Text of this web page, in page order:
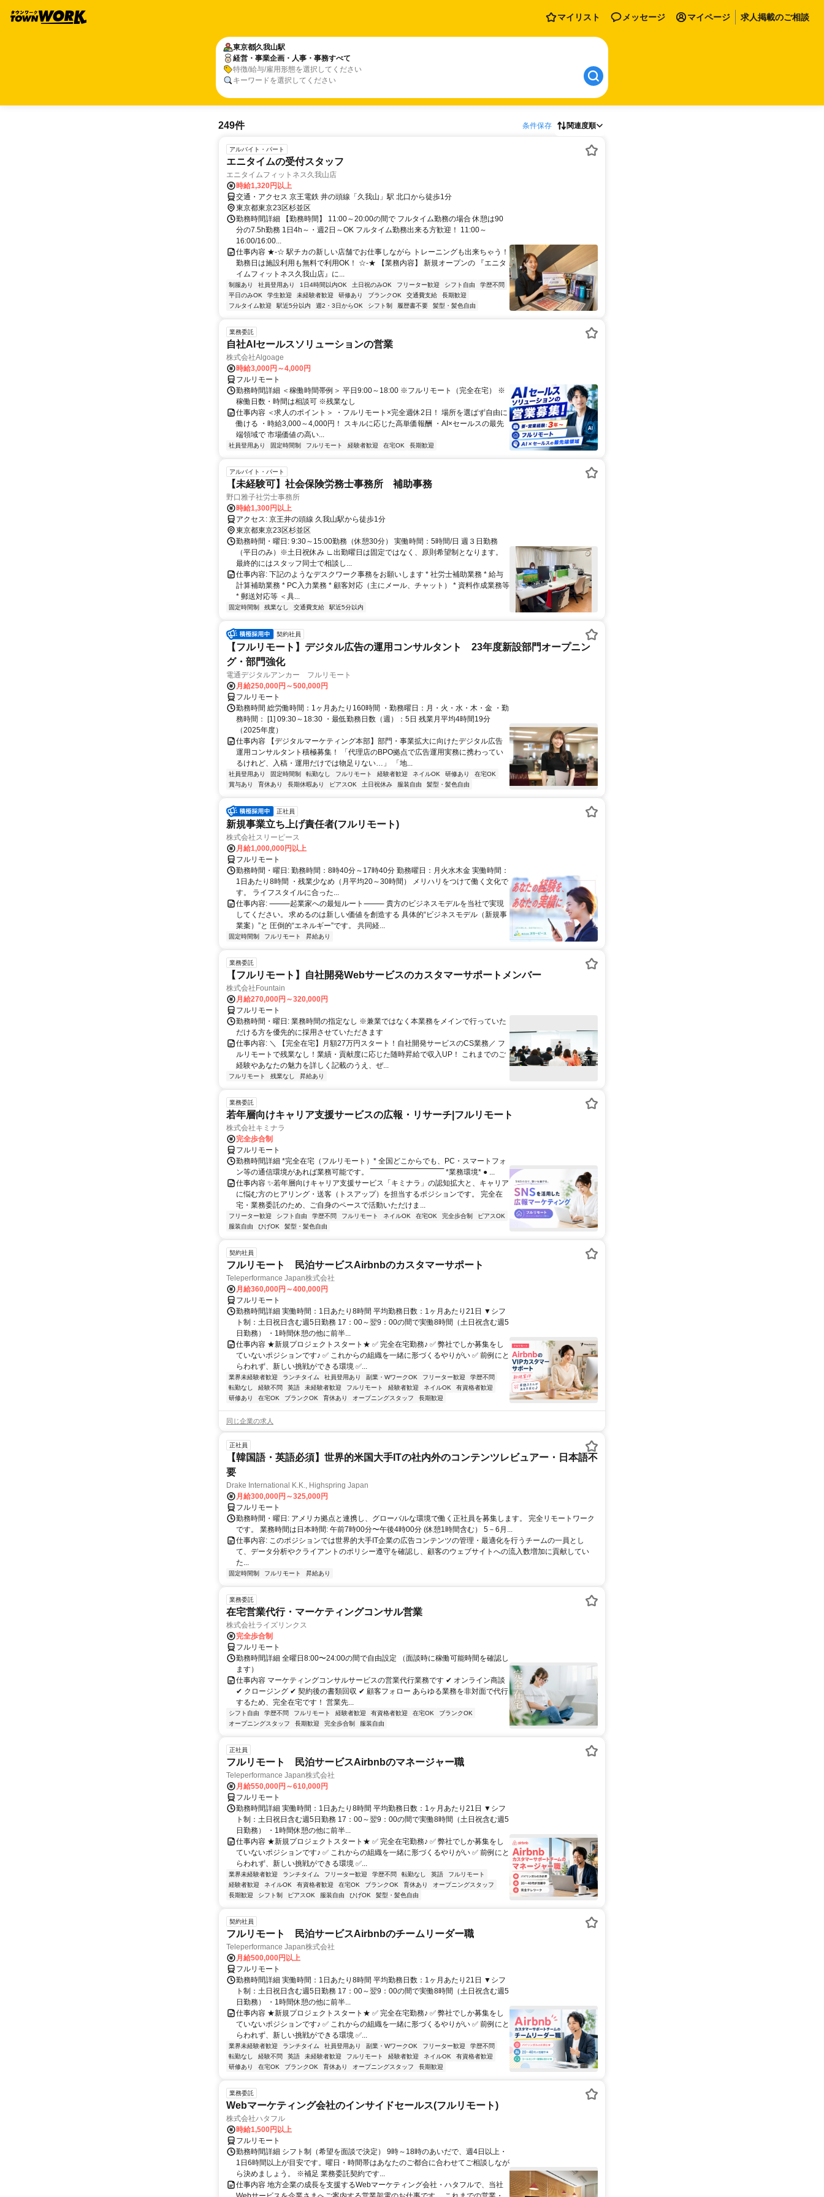
マイリスト メッセージ マイページ 求人掲載のご相談
東京都久我山駅
経営・事業企画・人事・事務すべて
特徴/給与/雇用形態を選択してください
キーワードを選択してください
249件 条件保存 関連度順
アルバイト・パート
エニタイムの受付スタッフ
エニタイムフィットネス久我山店
時給1,320円以上
交通・アクセス 京王電鉄 井の頭線「久我山」駅 北口から徒歩1分
東京都東京23区杉並区
勤務時間詳細 【勤務時間】 11:00～20:00の間で フルタイム勤務の場合 休憩は90
分の7.5h勤務 1日4h～・週2日～OK フルタイム勤務出来る方歓迎！ 11:00～
16:00/16:00...
仕事内容 ★-☆ 駅チカの新しい店舗でお仕事しながら トレーニングも出来ちゃう！
勤務日は施設利用も無料で利用OK！ ☆-★ 【業務内容】 新規オープンの 『エニタ
イムフィットネス久我山店』に...
制服あり 社員登用あり 1日4時間以内OK 土日祝のみOK フリーター歓迎 シフト自由
学歴不問
平日のみOK
学生歓迎 未経験者歓迎 研修あり ブランクOK 交通費支給
長期歓迎
フルタイム歓迎
駅近5分以内 週2・3日からOK シフト制 履歴書不要 髪型・髪色自由
業務委託
自社AIセールスソリューションの営業
株式会社Algoage
時給3,000円～4,000円
フルリモート
勤務時間詳細 ＜稼働時間帯例＞ 平日9:00～18:00 ※フルリモート（完全在宅） ※
稼働日数・時間は相談可 ※残業なし
仕事内容 ＜求人のポイント＞ ・フルリモート×完全週休2日！ 場所を選ばず自由に
働ける ・時給3,000～4,000円！ スキルに応じた高単価報酬 ・AI×セールスの最先
端領域で 市場価値の高い...
社員登用あり 固定時間制 フルリモート 経験者歓迎 在宅OK 長期歓迎
アルバイト・パート
【未経験可】社会保険労務士事務所 補助事務
野口雅子社労士事務所
時給1,300円以上
アクセス: 京王井の頭線 久我山駅から徒歩1分
東京都東京23区杉並区
勤務時間・曜日: 9:30～15:00勤務（休憩30分） 実働時間：5時間/日 週３日勤務
（平日のみ）※土日祝休み ∟出勤曜日は固定ではなく、原則希望制となります。
最終的にはスタッフ同士で相談し...
仕事内容: 下記のようなデスクワーク事務をお願いします * 社労士補助業務 * 給与
計算補助業務 * PC入力業務 * 顧客対応（主にメール、チャット） * 資料作成業務等
* 郵送対応等 ＜具...
固定時間制 残業なし 交通費支給 駅近5分以内
契約社員
【フルリモート】デジタル広告の運用コンサルタント 23年度新設部門オープニン
グ・部門強化
電通デジタルアンカー フルリモート
月給250,000円～500,000円
フルリモート
勤務時間 総労働時間：1ヶ月あたり160時間 ・勤務曜日：月・火・水・木・金 ・勤
務時間： [1] 09:30～18:30 ・最低勤務日数（週）：5日 残業月平均4時間19分
（2025年度）
仕事内容 【デジタルマーケティング本部】部門・事業拡大に向けたデジタル広告
運用コンサルタント積極募集！ 「代理店のBPO拠点で広告運用実務に携わってい
るけれど、入稿・運用だけでは物足りない…」 「地...
社員登用あり 固定時間制 転勤なし フルリモート 経験者歓迎 ネイルOK 研修あり
在宅OK
賞与あり
育休あり 長期休暇あり ピアスOK 土日祝休み 服装自由 髪型・髪色自由
正社員
新規事業立ち上げ責任者(フルリモート)
株式会社スリーピース
月給1,000,000円以上
フルリモート
勤務時間・曜日: 勤務時間：8時40分～17時40分 勤務曜日：月火水木金 実働時間：
1日あたり8時間 ・残業少なめ（月平均20～30時間） メリハリをつけて働く文化で
す。 ライフスタイルに合った...
仕事内容: ⸻起業家への最短ルート⸻ 貴方のビジネスモデルを当社で実現
してください。 求めるのは新しい価値を創造する 具体的“ビジネスモデル（新規事
業案）”と 圧倒的“エネルギー”です。 共同経...
固定時間制 フルリモート 昇給あり
業務委託
【フルリモート】自社開発Webサービスのカスタマーサポートメンバー
株式会社Fountain
月給270,000円～320,000円
フルリモート
勤務時間・曜日: 業務時間の指定なし ※兼業ではなく本業務をメインで行っていた
だける方を優先的に採用させていただきます
仕事内容: ＼ 【完全在宅】月額27万円スタート！自社開発サービスのCS業務／ フ
ルリモートで残業なし！業績・貢献度に応じた随時昇給で収入UP！ これまでのご
経験やあなたの魅力を詳しく記載のうえ、ぜ...
フルリモート 残業なし 昇給あり
業務委託
若年層向けキャリア支援サービスの広報・リサーチ|フルリモート
株式会社キミナラ
完全歩合制
フルリモート
勤務時間詳細 *完全在宅（フルリモート）* 全国どこからでも、PC・スマートフォ
ン等の通信環境があれば業務可能です。 ‾‾‾‾‾‾‾‾‾‾‾‾‾‾‾‾‾‾‾‾‾‾‾‾‾‾‾‾‾‾ *業務環境* ● ...
仕事内容 ✨若年層向けキャリア支援サービス「キミナラ」の認知拡大と、キャリア
に悩む方のヒアリング・送客（トスアップ）を担当するポジションです。 完全在
宅・業務委託のため、ご自身のペースで活動いただけま...
フリーター歓迎 シフト自由 学歴不問 フルリモート ネイルOK 在宅OK 完全歩合制
ピアスOK
服装自由
ひげOK 髪型・髪色自由
契約社員
フルリモート 民泊サービスAirbnbのカスタマーサポート
Teleperformance Japan株式会社
月給360,000円～400,000円
フルリモート
勤務時間詳細 実働時間：1日あたり8時間 平均勤務日数：1ヶ月あたり21日 ▼シフ
ト制：土日祝日含む週5日勤務 17：00～翌9：00の間で実働8時間（土日祝含む週5
日勤務） ・1時間休憩の他に前半...
仕事内容 ★新規プロジェクトスタート★ ✅ 完全在宅勤務♪ ✅ 弊社でしか募集をし
ていないポジションです♪ ✅ これからの組織を一緒に形づくるやりがい ✅ 前例にと
らわれず、新しい挑戦ができる環境 ✅...
業界未経験者歓迎 ランチタイム 社員登用あり 副業・WワークOK フリーター歓迎
学歴不問
転勤なし
経験不問 英語 未経験者歓迎 フルリモート 経験者歓迎 ネイルOK
有資格者歓迎
研修あり
在宅OK ブランクOK 育休あり オープニングスタッフ 長期歓迎
同じ企業の求人
正社員
【韓国語・英語必須】世界的米国大手ITの社内外のコンテンツレビュアー・日本語不
要
Drake International K.K., Highspring Japan
月給300,000円～325,000円
フルリモート
勤務時間・曜日: アメリカ拠点と連携し、グローバルな環境で働く正社員を募集します。 完全リモートワーク
です。 業務時間は日本時間: 午前7時00分〜午後4時00分 (休憩1時間含む） 5－6月...
仕事内容: このポジションでは世界的大手IT企業の広告コンテンツの管理・最適化を行うチームの一員とし
て、データ分析やクライアントのポリシー遵守を確認し、顧客のウェブサイトへの流入数増加に貢献してい
た...
固定時間制 フルリモート 昇給あり
業務委託
在宅営業代行・マーケティングコンサル営業
株式会社ライズリンクス
完全歩合制
フルリモート
勤務時間詳細 全曜日8:00〜24:00の間で自由設定 （面談時に稼働可能時間を確認し
ます）
仕事内容 マーケティングコンサルサービスの営業代行業務です ✔ オンライン商談
✔ クロージング ✔ 契約後の書類回収 ✔ 顧客フォロー あらゆる業務を非対面で代行
するため、完全在宅です！ 営業先...
シフト自由 学歴不問 フルリモート 経験者歓迎 有資格者歓迎 在宅OK
ブランクOK
オープニングスタッフ
長期歓迎 完全歩合制 服装自由
正社員
フルリモート 民泊サービスAirbnbのマネージャー職
Teleperformance Japan株式会社
月給550,000円～610,000円
フルリモート
勤務時間詳細 実働時間：1日あたり8時間 平均勤務日数：1ヶ月あたり21日 ▼シフ
ト制：土日祝日含む週5日勤務 17：00～翌9：00の間で実働8時間（土日祝含む週5
日勤務） ・1時間休憩の他に前半...
仕事内容 ★新規プロジェクトスタート★ ✅ 完全在宅勤務♪ ✅ 弊社でしか募集をし
ていないポジションです♪ ✅ これからの組織を一緒に形づくるやりがい ✅ 前例にと
らわれず、新しい挑戦ができる環境 ✅...
業界未経験者歓迎 ランチタイム フリーター歓迎 学歴不問 転勤なし 英語
フルリモート
経験者歓迎
ネイルOK 有資格者歓迎 在宅OK ブランクOK 育休あり
オープニングスタッフ
長期歓迎
シフト制 ピアスOK 服装自由 ひげOK 髪型・髪色自由
契約社員
フルリモート 民泊サービスAirbnbのチームリーダー職
Teleperformance Japan株式会社
月給500,000円以上
フルリモート
勤務時間詳細 実働時間：1日あたり8時間 平均勤務日数：1ヶ月あたり21日 ▼シフ
ト制：土日祝日含む週5日勤務 17：00～翌9：00の間で実働8時間（土日祝含む週5
日勤務） ・1時間休憩の他に前半...
仕事内容 ★新規プロジェクトスタート★ ✅ 完全在宅勤務♪ ✅ 弊社でしか募集をし
ていないポジションです♪ ✅ これからの組織を一緒に形づくるやりがい ✅ 前例にと
らわれず、新しい挑戦ができる環境 ✅...
業界未経験者歓迎 ランチタイム 社員登用あり 副業・WワークOK フリーター歓迎
学歴不問
転勤なし
経験不問 英語 未経験者歓迎 フルリモート 経験者歓迎 ネイルOK
有資格者歓迎
研修あり
在宅OK ブランクOK 育休あり オープニングスタッフ 長期歓迎
業務委託
Webマーケティング会社のインサイドセールス(フルリモート)
株式会社ハタフル
時給1,500円以上
フルリモート
勤務時間詳細 シフト制（希望を面談で決定） 9時～18時のあいだで、週4日以上・
1日6時間以上が目安です。曜日・時間帯はあなたのご都合に合わせてご相談しなが
ら決めましょう。 ※補足 業務委託契約です...
仕事内容 地方企業の成長を支援するWebマーケティング会社・ハタフルで、当社